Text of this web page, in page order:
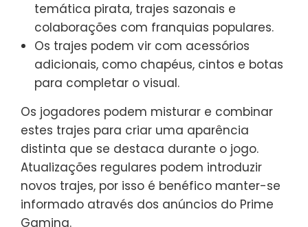
temática pirata, trajes sazonais e
colaborações com franquias populares.
Os trajes podem vir com acessórios
adicionais, como chapéus, cintos e botas
para completar o visual.
Os jogadores podem misturar e combinar
estes trajes para criar uma aparência
distinta que se destaca durante o jogo.
Atualizações regulares podem introduzir
novos trajes, por isso é benéfico manter-se
informado através dos anúncios do Prime
Gaming.